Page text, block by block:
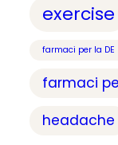
exercise
farmaci per la DE
farmaci
headache